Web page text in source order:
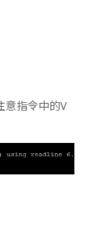
意指令中的V